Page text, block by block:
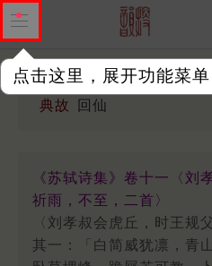
点击这里，展开功能菜单
典故 回仙
《苏轼诗集》卷十一〈刘
祈雨，不至，二首〉
〈刘孝叔会虎丘，时王规
其一：「白简威犹凛，青